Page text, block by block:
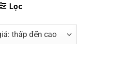
Lọc